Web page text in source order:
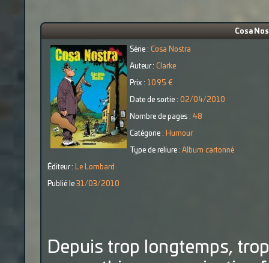
Cosa
Série : Cosa Nostra
Auteur : Clarke
Prix : 10.95 €
Date de sortie : 02/04/2010
Nombre de pages : 48
Catégorie : Humour
Type de reliure : Album cartonné
Éditeur : Le Lombard
Publié le 31/03/2010
Depuis trop longtemps,